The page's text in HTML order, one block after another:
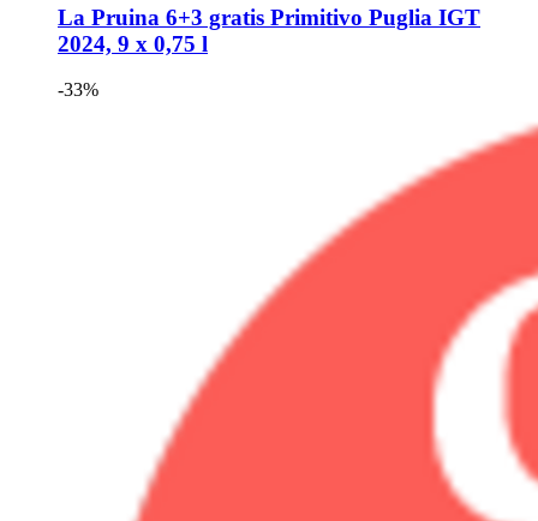
La Pruina 6+3 gratis Primitivo Puglia IGT
2024, 9 x 0,75 l
-33%